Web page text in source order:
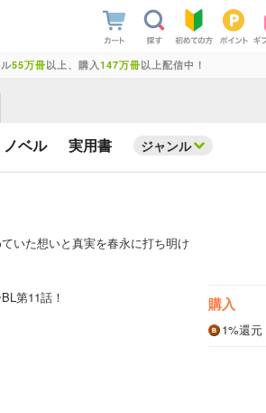
55万冊以上、購入 147万冊以上配信中！
ノベル 実用書 ジャンル
いた想いと真実を春永に打ち明け
第11話！
購入
1%還元